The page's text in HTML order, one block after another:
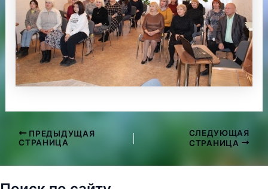
Навигация
записям
ПРЕДЫДУЩАЯ
СТРАНИЦА
СЛЕДУЮЩАЯ
СТРАНИЦА